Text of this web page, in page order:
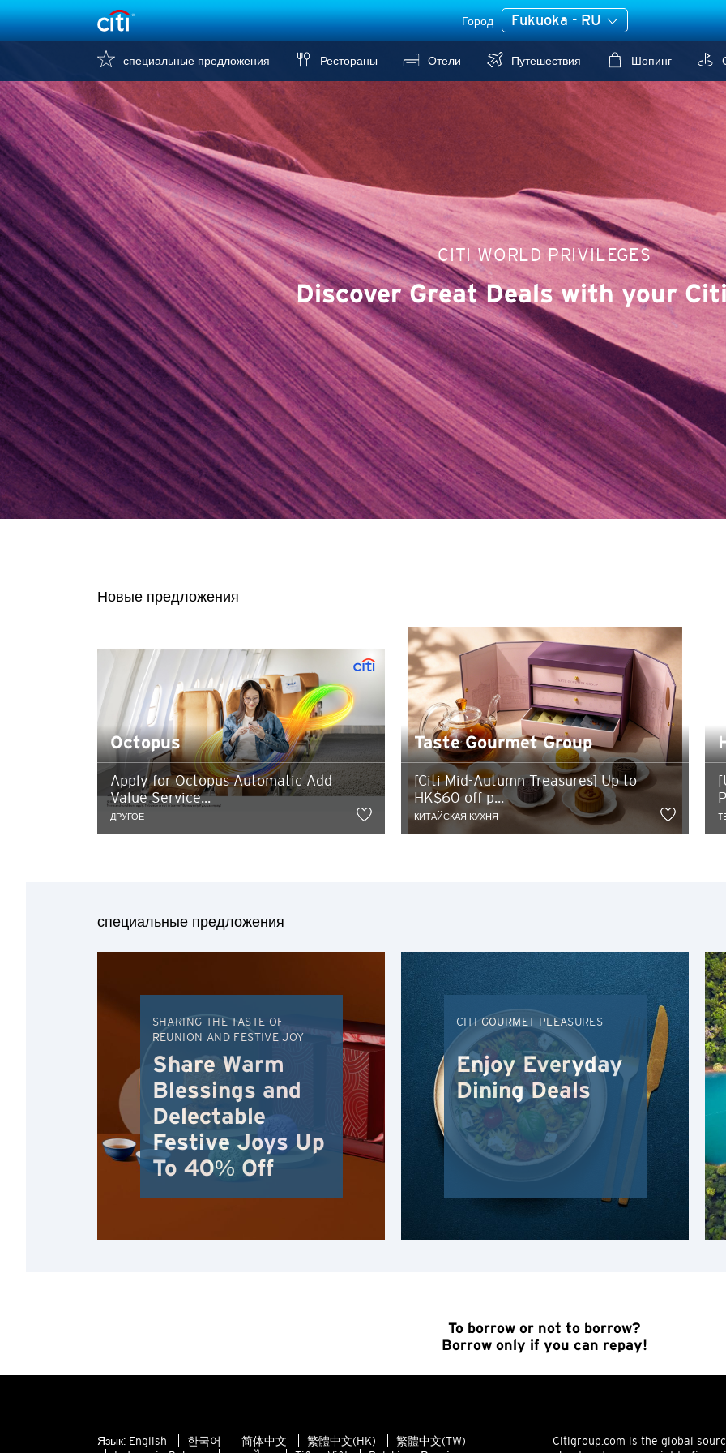
Город Fukuoka - RU
специальные предложения Рестораны Отели Путешествия Шопинг
CITI WORLD PRIVILEGES
Discover Great Deals with your
Новые предложения
Octopus
Apply for Octopus Automatic Add
Value Service...
ДРУГОЕ
Taste Gourmet Group
[Citi Mid-Autumn Treasures] Up to
HK$60 off p...
КИТАЙСКАЯ КУХНЯ
специальные предложения
SHARING THE TASTE OF
REUNION AND FESTIVE JOY
Share Warm
Blessings and
Delectable
Festive Joys Up
To 40% Off
CITI GOURMET PLEASURES
Enjoy Everyday
Dining Deals
To borrow or not to borrow?
Borrow only if you can repay!
Язык: English 한국어 简体中文 繁體中文(HK)
繁體中文(TW)
Citigroup.com is the global
Язык
ПОПУЛЯРНЫЕ НАПРАВЛЕНИЯ
ПОПУЛЯРНЫЕ НАПРАВЛЕНИЯ
Бангкок, Thailand
Гонконг
Сидней, Australia
Гонконг
Остров Гонконг, Hong Kong
K
Коулун, Hong Kong
N
Новые Территории, Hong Kong
H
Коулун, Hong Kong